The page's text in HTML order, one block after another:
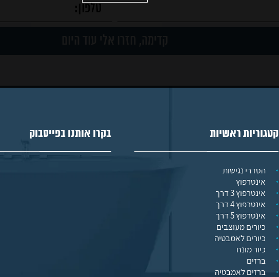
קטגוריות ראשיות
הסדרי נגישות
אינטרפוץ
אינטרפוץ 3 דרך
אינטרפוץ 4 דרך
אינטרפוץ 5 דרך
כיורים מעוצבים
כיורים לאמבטיה
כיור מונח
ברזים
ברזים לאמבטיה
בקרו אותנו בפייסבוק